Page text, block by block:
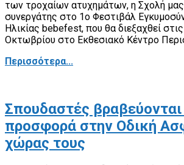
των τροχαίων ατυχημάτων, η Σχολή μας
συνεργάτης στο 1ο Φεστιβάλ
Ηλικίας bebefest, που θα διεξαχθεί
Οκτωβρίου στο Εκθεσιακό Κέντρο
Περισσότερα...
Σπουδαστές βραβεύονται
προσφορά στην Οδική
χώρας τους